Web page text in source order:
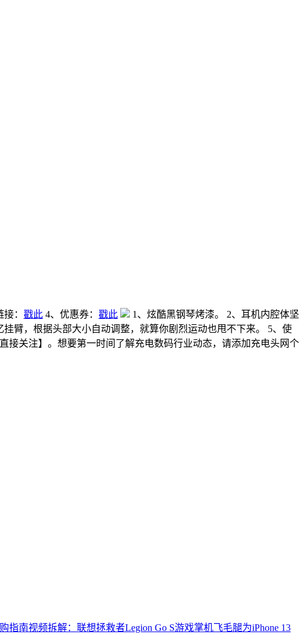
： 戳此 4、优惠券： 戳此
1、炫酷黑钢琴烤漆。 2、耳机内腔体坚
臂，根据头部大小自动调整，就算你剧烈运动也甩不下来。 5、使
接关注】。想要第一时间了解充电数码行业动态，请添加充电头网个
指南视频拆解：联想拯救者Legion Go S游戏掌机飞毛腿为iPhone 13